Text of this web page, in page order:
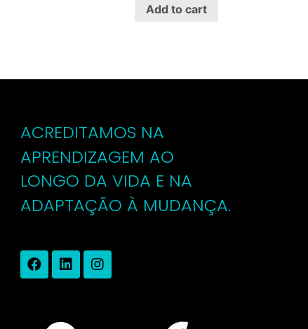
Add to cart
ACREDITAMOS NA
APRENDIZAGEM AO
LONGO DA VIDA E NA
ADAPTAÇÃO À MUDANÇA.